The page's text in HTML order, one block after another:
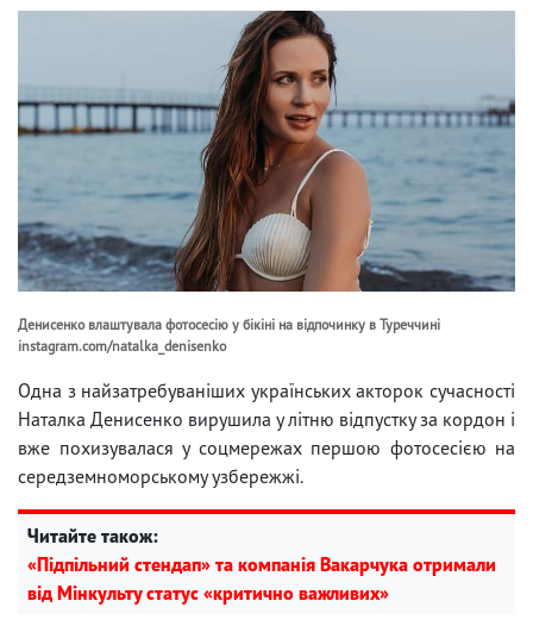
Денисенко влаштувала фотосесію у бікіні на відпочинку в Туреччині
instagram.com/natalka_denisenko
Одна з найзатребуваніших українських акторок сучасності
Наталка Денисенко вирушила у літню відпустку за кордон і
вже похизувалася у соцмережах першою фотосесією на
середземноморському узбережжі.
Читайте також:
«Підпільний стендап» та компанія Вакарчука отримали
від Мінкульту статус «критично важливих»